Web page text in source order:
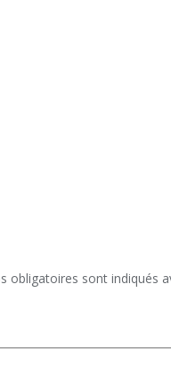
obligatoires sont indiqués